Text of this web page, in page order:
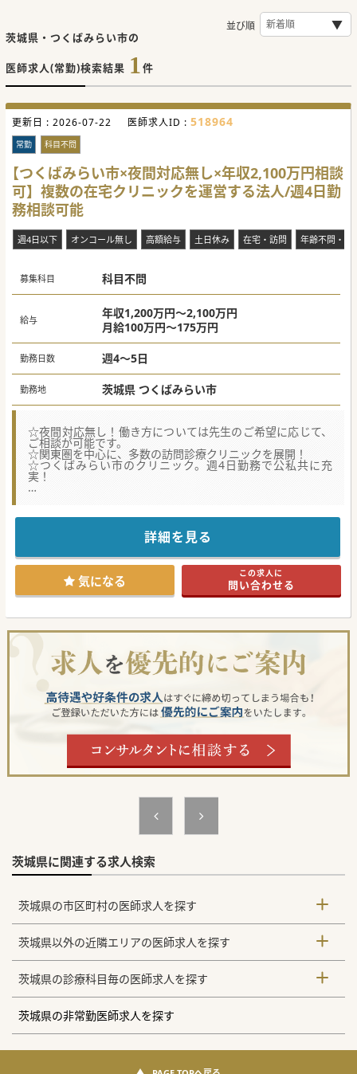
茨城県・つくばみらい市の
医師求人(常勤)検索結果 1件
並び順
更新日 : 2026-07-22 医師求人ID : 518964
常勤 科目不問
【つくばみらい市×夜間対応無し×年収2,100万円相談
可】複数の在宅クリニックを運営する法人/週4日勤
務相談可能
週4日以下 オンコール無し 高額給与 土日休み 在宅・訪問 年齢不問・ベ
募集科目 科目不問
給与
年収1,200万円～2,100万円
月給100万円～175万円
勤務日数 週4～5日
勤務地 茨城県 つくばみらい市
☆夜間対応無し！働き方については先生のご希望に応じて、
ご相談が可能です。
☆関東圏を中心に、多数の訪問診療クリニックを展開！
☆つくばみらい市のクリニック。週4日勤務で公私共に充
実！
フォローすることを大切に勤務されています。
■常勤医師の勤務日数は週4日の相談も可能で、昨今の働き
方改革を受け、在籍スタッフが気持ちよく働ける職場づくり
を目指しています。
■ご自身の専門領域を活かした働き方も応援しており、先生
のご経験を活かしながら業務に就いて頂けます。フォローア
ップ体制がしっかり整っている点も、訪問診療未経験の方に
も嬉しい点です。
【医療機関情報】
■関東圏内に施設を展開し、遠くは新潟まで営業所がありま
きました。
■各事業所が連携を密に取り合うことでグループで動いてい
ることを体感でき、安心した環境下でご勤務いただけます。
つくば市という大きな市においても訪問診療の分野で確立し
た地位を得ています。
■事務方を含むサポートチームの活躍が素晴らしくお困りご
とは遠慮なく相談ができる環境がございます。
【業務内容】
■先生が診療に集中頂けるよう、カルテ入力を含む操作はで
きる限り看護師または同行の医療アシスタントが対応してく
ださいます。
生方が多く在籍しており、各科の意見を聞くことができスム
ーズな診療・診断が叶います。
■オンコール待機番の頻度については免除のご相談が可能で
すので、これまで勤務環境に負担の大きかった先生にも、ぜ
#春入職可 #秋入職可
詳細を見る
気になる この求人に
問い合わせる
茨城県に関連する求人検索
茨城県の市区町村の医師求人を探す
茨城県以外の近隣エリアの医師求人を探す
茨城県の診療科目毎の医師求人を探す
茨城県の非常勤医師求人を探す